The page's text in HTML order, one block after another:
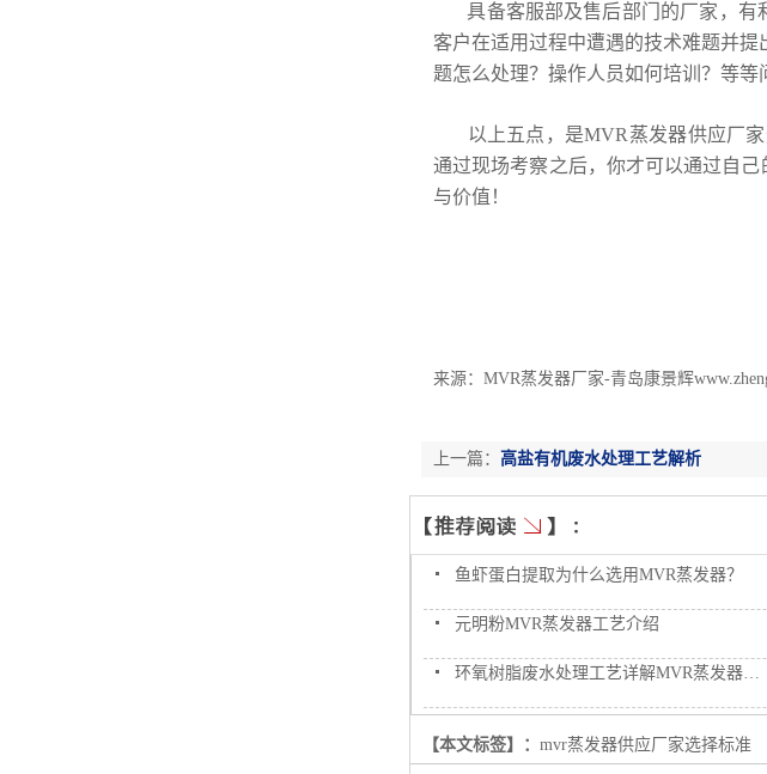
具备客服部及售后部门的厂家，有
客户在适用过程中遭遇的技术难题并
题怎么处理？操作人员如何培训？等等
以上五点，是MVR蒸发器供应厂家
通过现场考察之后，你才可以通过自
与价值！
来源：MVR蒸发器厂家-青岛康景辉
上一篇： 高盐有机废水处理工艺解析
鱼虾蛋白提取为什么选用MVR蒸发器？
元明粉MVR蒸发器工艺介绍
环氧树脂废水处理工艺详解MVR蒸发器-青岛康景辉
【本文标签】： mvr蒸发器供应厂家选择标准